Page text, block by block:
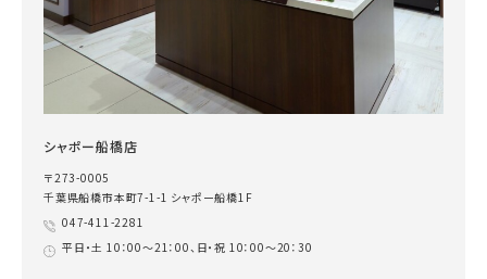
シャポー船橋店
〒273-0005
千葉県船橋市本町7-1-1 シャポー船橋1F
047-411-2281
平日・土 10：00～21：00、日・祝 10：00～20：30